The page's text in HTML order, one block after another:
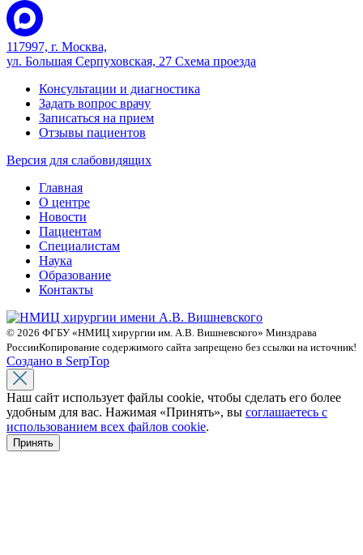
117997, г. Москва,
ул. Большая Серпуховская, 27 Схема проезда
Консультации и диагностика
Задать вопрос врачу
Записаться на прием
Отзывы пациентов
Версия для слабовидящих
Главная
О центре
Новости
Пациентам
Специалистам
Наука
Образование
Контакты
© 2026 ФГБУ «НМИЦ хирургии им. А.В. Вишневского» Минздрава
РоссииКопирование содержимого сайта запрещено без ссылки на источник!
Создано в SerpTop
Наш сайт использует файлы cookie, чтобы сделать его более
удобным для вас. Нажимая «Принять», вы соглашаетесь с
использованием всех файлов cookie.
Принять